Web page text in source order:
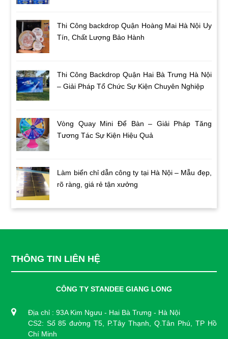
Thi Công backdrop Quận Hoàng Mai Hà Nội Uy
Tín, Chất Lượng Bảo Hành
Thi Công Backdrop Quận Hai Bà Trưng Hà Nội
– Giải Pháp Tổ Chức Sự Kiện Chuyên Nghiệp
Vòng Quay Mini Để Bàn – Giải Pháp Tăng
Tương Tác Sự Kiện Hiệu Quả
Làm biển chỉ dẫn công ty tại Hà Nội – Mẫu đẹp,
rõ ràng, giá rẻ tận xưởng
THÔNG TIN LIÊN HỆ
CÔNG TY STANDEE GIANG LONG
Địa chỉ : 93A Kim Ngưu - Hai Bà Trưng - Hà Nội
CS2: Số 85 đường T5, P.Tây Thạnh, Q.Tân Phú, TP Hồ
Chí Minh